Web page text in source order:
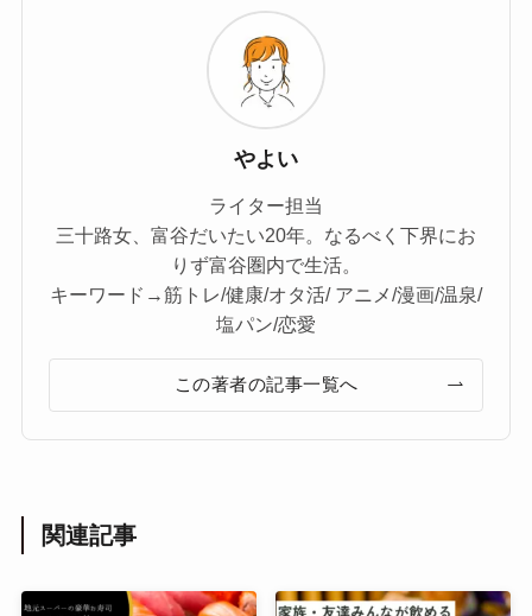
やよい
ライター担当
三十路女、富谷だいたい20年。なるべく下界にお
りず富谷圏内で生活。
キーワード→筋トレ/健康/オタ活/ アニメ/漫画/温泉/
塩パン/恋愛
この著者の記事一覧へ
関連記事